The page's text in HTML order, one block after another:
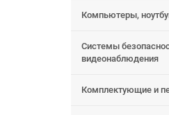
Компьютеры,
Системы
видеонаблюдения
Комплектующие и